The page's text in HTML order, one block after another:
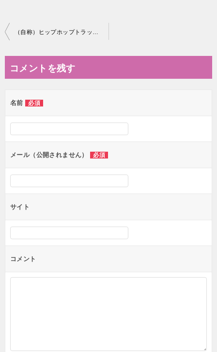
投
ビ
ー
シ
ン
（自称）ヒップホップトラックメイカーのなり方
コメントを残す
名前 必須
メール（公開されません） 必須
サイト
コメント